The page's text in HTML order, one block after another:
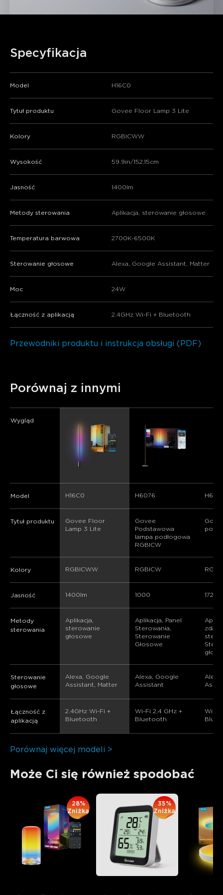
Specyfikacja
Model H16C0
Tytuł produktu Govee Floor Lamp 3 Lite
Kolory RGBICWW
Wysokość 59.9in/152.15cm
Jasność 1400lm
Metody sterowania Aplikacja, sterowanie głosowe
Temperatura barwowa 2700K-6500K
Sterowanie głosowe Alexa, Google Assistant, Matter
Moc 24W
Łączność z aplikacją 2.4GHz Wi-Fi + Bluetooth
Przewodniki produktu i instrukcja obsługi (PDF)
Porównaj z innymi
Wygląd
Model H16C0 H6076
Tytuł produktu
Govee Floor
Lamp 3 Lite
Govee
Podstawowa
lampa podłogowa
RGBICW
Kolory RGBICWW RGBICW
Jasność 1400lm 1000 1725
Metody
sterowania
Aplikacja,
sterowanie
głosowe
Aplikacja, Panel
Sterowania,
Sterowanie
Głosowe
Sterowanie
głosowe
Alexa, Google
Assistant, Matter
Alexa, Google
Assistant
Łączność z
aplikacją
2.4GHz Wi-Fi +
Bluetooth
Wi-Fi 2,4 GHz +
Bluetooth
Wi-Fi
Porównaj więcej modeli >
Może Ci się również spodobać
28%
Zniżka
35%
Zniżka